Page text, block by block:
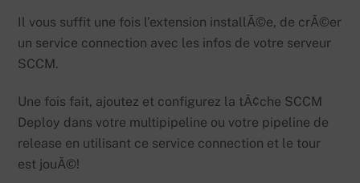
Il vous suffit une fois l’extension installÃ©e, de crÃ©er
un service connection avec les infos de votre serveur
SCCM.
Une fois fait, ajoutez et configurez la tÃ¢che SCCM
Deploy dans votre multipipeline ou votre pipeline de
release en utilisant ce service connection et le tour
est jouÃ©!